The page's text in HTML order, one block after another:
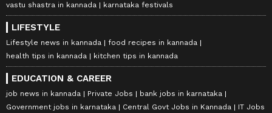
vastu shastra in kannada
karnataka festivals
LIFESTYLE
Lifestyle news in kannada
food recipes in kannada
health tips in kannada
kitchen tips in kannada
EDUCATION & CAREER
job news in kannada Private Jobs
bank jobs in karnataka
Government jobs in karnataka
Central Govt Jobs in Kannada IT Jobs